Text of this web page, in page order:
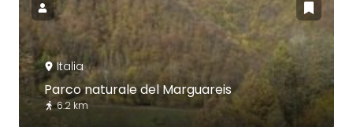
Italia
Parco naturale del Marguareis
6.2 km